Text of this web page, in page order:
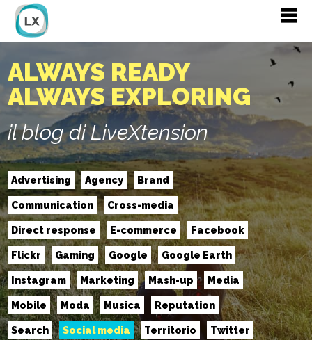
ALWAYS READY
ALWAYS EXPLORING
il blog di LiveXtension
Advertising Agency Brand
Communication Cross-media
Direct response E-commerce Facebook
Flickr Gaming Google Google Earth
Instagram Marketing Mash-up Media
Mobile Moda Musica Reputation
Search Social media Territorio Twitter